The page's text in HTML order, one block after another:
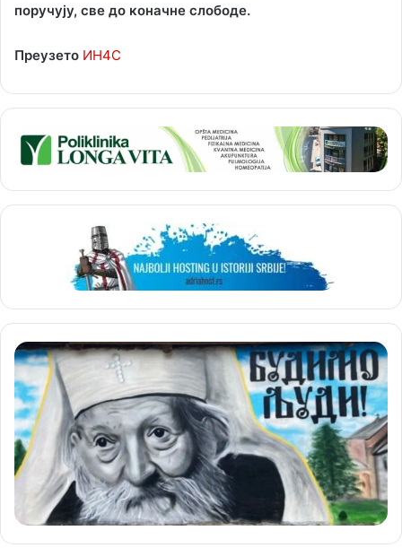
поручују, све до коначне слободе.
Преузето ИН4С